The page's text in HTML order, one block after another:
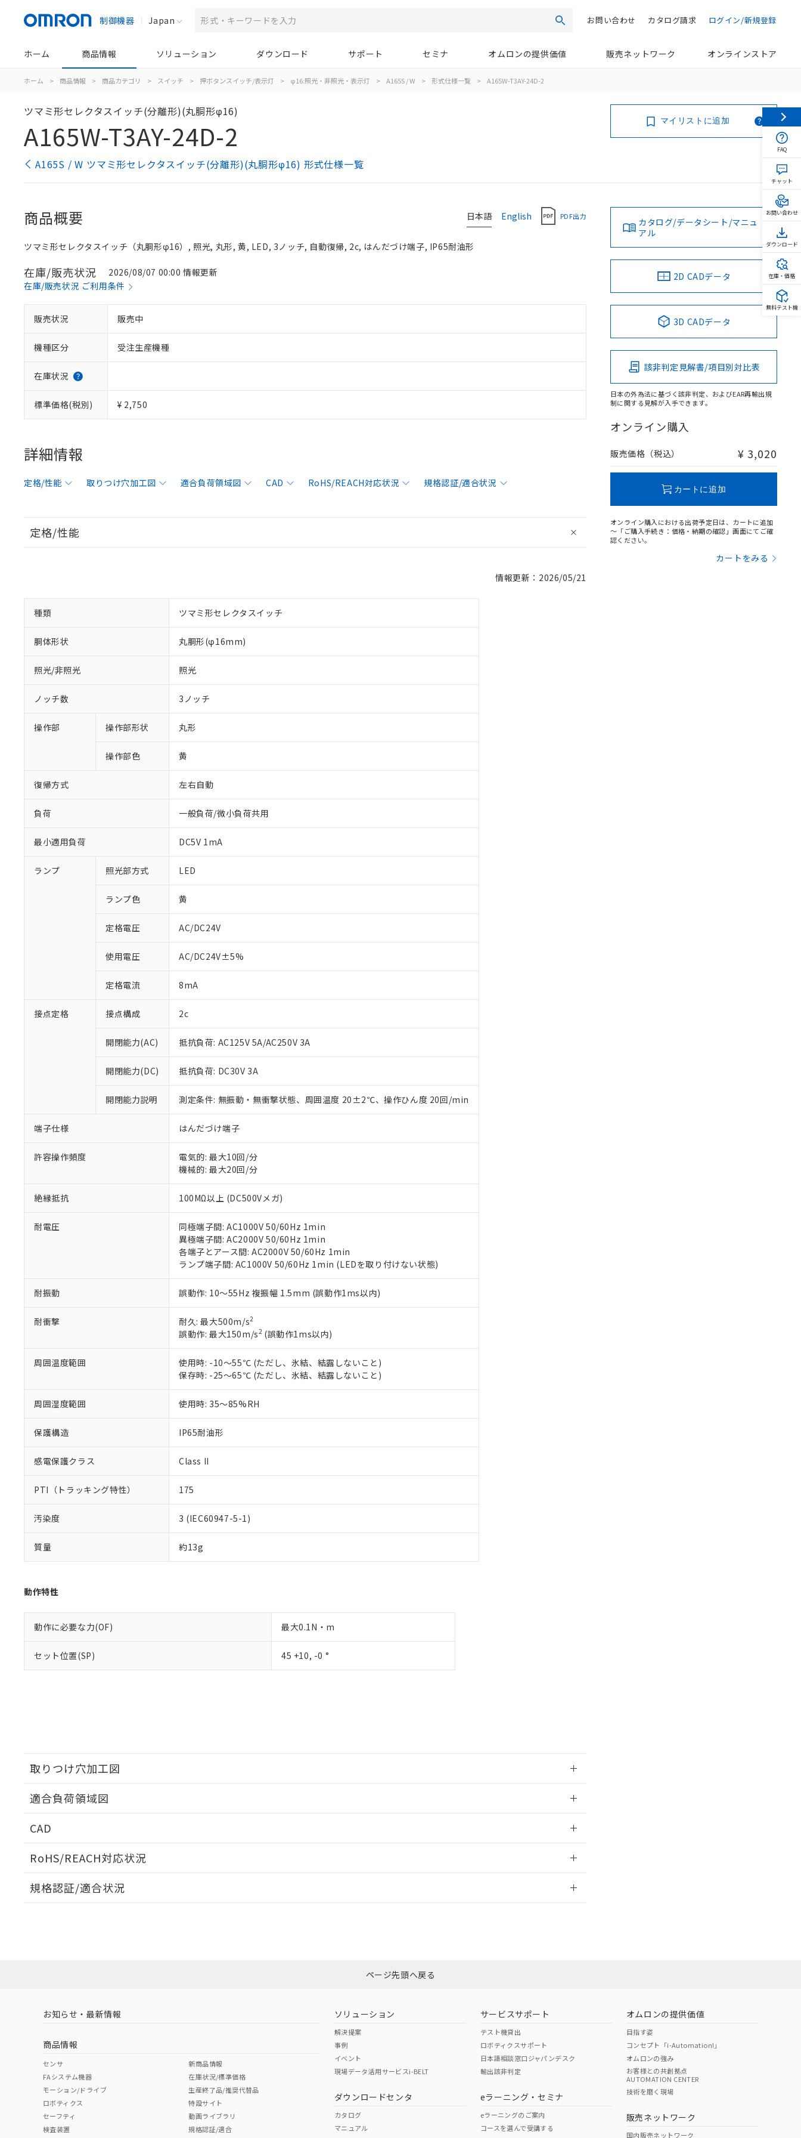
制御機器 Japan 検索 ログイン/新規登録
カタログ請求
お問い合わせ
ホーム 商品情報 ソリューション ダウンロード サポート セミナ オムロンの提供価値 販売ネットワーク オンラインストア
ホーム > 商品情報 > 商品カテゴリ > スイッチ > 押ボタンスイッチ/表示灯 > φ16:照光・非照光・表示灯 > A165S / W > 形式仕様一覧 > A165W-T3AY-24D-2
ツマミ形セレクタスイッチ(分離形)(丸胴形φ16)
A165W-T3AY-24D-2
A165S / W ツマミ形セレクタスイッチ(分離形)(丸胴形φ16) 形式仕様一覧
マイリストに追加
日本語 English PDF出力
商品概要
ツマミ形セレクタスイッチ（丸胴形φ16）, 照光, 丸形, 黄, LED, 3ノッチ, 自動復帰, 2c, はんだづけ端子, IP65耐油形
在庫/販売状況
2026/08/07 00:00 情報更新
在庫/販売状況 ご利用条件
販売状況 販売中
機種区分 受注生産機種
在庫状況
標準価格(税別) ¥ 2,750
詳細情報
定格/性能 取りつけ穴加工図 適合負荷領域図 CAD RoHS/REACH対応状況 規格認証/適合状況
定格/性能
情報更新：2026/05/21
種類 ツマミ形セレクタスイッチ
胴体形状 丸胴形(φ16mm)
照光/非照光 照光
ノッチ数 3ノッチ
操作部 操作部形状 丸形
操作部色 黄
復帰方式 左右自動
負荷 一般負荷/微小負荷共用
最小適用負荷 DC5V 1mA
ランプ 照光部方式 LED
ランプ色 黄
定格電圧 AC/DC24V
使用電圧 AC/DC24V±5%
定格電流 8mA
接点定格 接点構成 2c
開閉能力(AC) 抵抗負荷: AC125V 5A/AC250V 3A
開閉能力(DC) 抵抗負荷: DC30V 3A
開閉能力説明 測定条件: 無振動・無衝撃状態、周囲温度 20±2℃、操作ひん度 20回/min
端子仕様 はんだづけ端子
許容操作頻度
電気的: 最大10回/分
機械的: 最大20回/分
絶縁抵抗 100MΩ以上 (DC500Vメガ)
耐電圧
同極端子間: AC1000V 50/60Hz 1min
異極端子間: AC2000V 50/60Hz 1min
各端子とアース間: AC2000V 50/60Hz 1min
ランプ端子間: AC1000V 50/60Hz 1min (LEDを取り付けない状態)
耐振動 誤動作: 10～55Hz 複振幅 1.5mm (誤動作1ms以内)
耐衝撃 耐久: 最大500m/s2
誤動作: 最大150m/s2(誤動作1ms以内)
周囲温度範囲
使用時: -10～55℃ (ただし、氷結、結露しないこと)
保存時: -25～65℃ (ただし、氷結、結露しないこと)
周囲湿度範囲 使用時: 35～85%RH
保護構造 IP65耐油形
感電保護クラス Class II
PTI（トラッキング特性） 175
汚染度 3 (IEC60947-5-1)
質量 約13g
動作特性
動作に必要な力(OF) 最大0.1N・m
セット位置(SP) 45 +10, -0 °
取りつけ穴加工図
適合負荷領域図
CAD
RoHS/REACH対応状況
EU RoHS 注意事項・凡例
ダウンロードはこちら
中国 RoHS 注意事項・凡例
中国 RoHS表
Pb Hg Cr(VI)
O O
規格認証/適合状況
（イギリス
（ノルウェー
（日本
（アメリカ
この製品の規格認証/適合状況ページへ
その他の認証はこちらのページからご検索ください
カタログ/データシート/マニュ
アル
2D CADデータ
3D CADデータ
該非判定見解書/項目別対比表
日本の外為法に基づく該非判定、およびEAR再輸出規
制に関する見解が入手できます。
オンライン購入
販売価格（税込） ¥ 3,020
カートに追加
オンライン購入における出荷予定日は、カートに追加
～「ご購入手続き：価格・納期の確認」画面にてご確
認ください。
カートをみる
ご利用条件
以下の条件をお読みいただき、同意のうえご利用ください。
本サービスは、当社制御機器事業取扱商品の当社在庫状況および標準価格(税抜)を提供させていただ
当社制御機器事業取扱商品の中には、本サービスの対象外となる商品もあることをご了承ください。
在庫状況および標準価格照会結果は、記載している更新日時点での社内データに基づき作成されるも
い。
正式な納期状況および標準価格はお客様のお取引先、またはお客様担当のオムロン制御機器販売店・
当社販売員にご相談ください。
オムロン制御機器販売店や当社販売拠点は「
在庫状況および標準価格結果を当社の事前の承諾なく第三者に漏洩または開示しないようお願いしま
す。
マイパーツ機能（部品リスト作成サービス）をご利用いただくには、I-Webメンバーズにご登録され
ている必要があります。
お客様が当ウェブサイト上で当社にご登録された部品リストについて、当社および当社の共同利用者
が、当社の製品・サービスに関するお客様との取引・商談に必要な範囲で利用することをご了承くだ
※当社の共同利用者とは、"個人情報の共同利用に関して"
いる法人を指します。
※1 対応状況
対応済み：EU RoHS指令（10物質）の非含有に対応した製品が提供可能な商品です。
非該当品：ライセンス料など無形物で、有害物質有無と関係のない商品です。
仕入先様の事情により、非含有部品としていたものが、含有品と判明した場合などやむを得ず変更すること
があります。
*EU RoHS指令（10物質）：
鉛(Pb) 1000ppm以下、 水銀(Hg) 1000ppm以下、 カドミウム(Cd) 100ppm以下、
六価クロム(Cr(Ⅵ)) 1000ppm以下、ポリ臭化ビフェニル類(PBB) 1000ppm以下、ポリ臭化ジフェニルエーテル類(PBDE) 1000ppm以下、
フタル酸ビス(2-エチルヘキシル) (DEHP)(別名：DOP) 1000ppm以下、フタル酸ブチルベンジル（BBP） 1000ppm以下、フタル酸ジブチ
ル（DBP） 1000ppm以下、フタル酸ジイソブチル (DIBP) 1000ppm以下
但し、RoHS指令で産業用監視および制御機器に対する適用除外項目は除く。
フタル酸エステル類の４物質については閾値を超える意図的な使用がないことを確認しています。
※2 対応予定月
部品在庫の切り替え状況などにより、予定月が前後することがあります。
※3 非含有証明書ダウンロード
下記の非含有証明書をダウンロードすることができます。
51物質の非含有証明書（当社基準）
※本証明書は発行日時点で非含有を証明するもので、過去に遡って非含有を証明するものではありません。
また、RoHS指令のフタル酸エステル類４物質の対応では、対応完了までの期間は出荷製品に未対応品が
混在することから備考欄に対応日を記載しておりました。
既に当社にて対応品への在庫切替を完了していることから、特段のことがない限り、2022年1月12日よ
り割愛しております。
※1 中国RoHS○×表
「×」：最大均質材料含有率が中国RoHSの基準値を超えていることを示します。
「－」：未確認です。当社販売部門へお問い合わせください。
*中国RoHS10物質の基準値 (GB/T26572)：
DBP(フタル酸ジブチル) : 1000ppm、 DIBP(フタル酸ジイソブチル) : 1000ppm、 BBP(フタル酸ブチルベンジル) : 1000ppm、
DEHP(フタル酸ビス(2-エチルヘキシル)) : 1000ppm
※2 環境保護使用期限
「ｅ」：有害物質（10物質）のすべてが基準値以下であることを示します。
「10」：通常の使用状況下において有害物質が外部に漏えいし、環境に深刻な影響を及ぼさない年数を意
味します。
「－」：未確認です。当社販売部門へお問い合わせください。
当社は、これら貴社製品のうち、外国為替および外国貿易法に定める商品（以下｢規制貨物等」とい
う）を輸出または国外への提供する場合は、日本国政府の輸出許可(または役務取引許可)を取得する
などの必要な手続きをとります。
当社は貴社製品を、核兵器、ミサイル、化学兵器、生物兵器またはその他武器並びにこれらの製造装
置等に一切使用いたしません。
当社は、貴社製品を第三者に販売する場合は、上記1、2および3の内容を当該第三者に通知します。
また当社は、販売先および販売に係わる関係者が違法に輸出するおそれがある場合は、取り引きをい
たしません。
記
号
説明
○ 一定数以上の在庫あり
△ 一定数には満たないが在庫あり
－
在庫なし(最新の在庫状況については、お客様のお取引先、またはお客様担当のオムロン制御
機器販売店・当社販売員にご確認ください)
空
白
受注生産機種、また在庫状況の情報を公開していない機種
ページ先頭へ戻る
お知らせ・最新情報
商品情報
センサ
FAシステム機器
モーション/ドライブ
ロボティクス
セーフティ
検査装置
新商品情報
在庫状況/標準価格
生産終了品/推奨代替品
特設サイト
動画ライブラリ
規格認証/適合
ソリューション
解決提案
事例
イベント
現場データ活用サービスi-BELT
ダウンロードセンタ
カタログ
マニュアル
サービスサポート
テスト機貸出
ロボティクスサポート
日本語相談窓口ジャパンデスク
輸出該非判定
eラーニング・セミナ
eラーニングのご案内
コースを選んで受講する
オムロンの提供価値
目指す姿
コンセプト「i-Automation!」
オムロンの強み
お客様との共創拠点
AUTOMATION CENTER
技術を磨く現場
販売ネットワーク
国内販売ネットワーク
FAQ
チャット
お問い合わせ
ダウンロード
在庫・価格
無料テスト機